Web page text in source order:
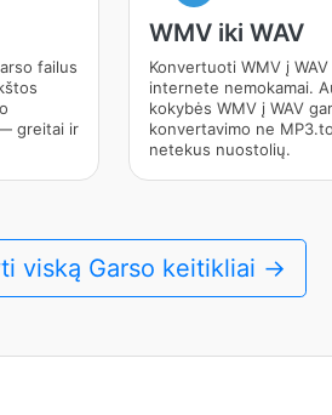
failus
greitai ir
WMV iki WAV
Konvertuoti WMV į
internete nemokamai.
kokybės WMV į WAV
konvertavimo ne
netekus nuostolių.
viską Garso keitikliai →